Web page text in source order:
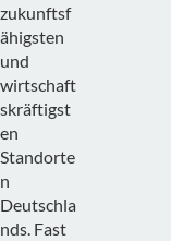
zukunftsf
ähigsten
und
wirtschaft
skräftigst
en
Standorte
n
Deutschla
nds. Fast